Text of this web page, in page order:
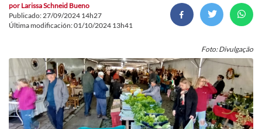
por Larissa Schneid Bueno
Publicado: 27/09/2024 14h27
Última modificación: 01/10/2024 13h41
Foto: Divulgação